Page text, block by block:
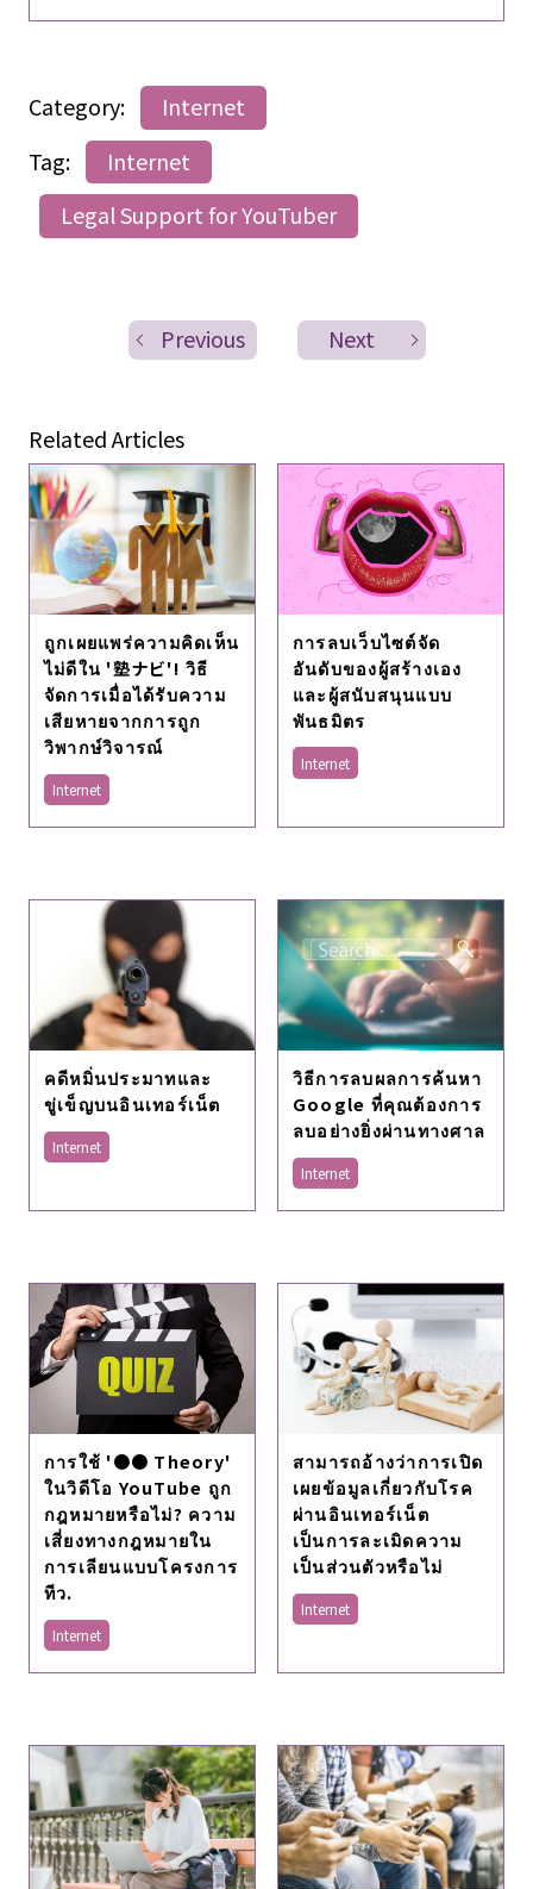
Category:
Internet
Tag:
Internet
Legal Support for YouTuber
Previous Next
Related Articles
ถูกเผยแพร่ความคิดเห็น
ไม่ดีใน '塾ナビ'! วิธี
จัดการเมื่อได้รับความ
เสียหายจากการถูก
วิพากษ์วิจารณ์
Internet
การลบเว็บไซต์จัด
อันดับของผู้สร้างเอง
และผู้สนับสนุนแบบ
พันธมิตร
Internet
คดีหมิ่นประมาทและ
ขู่เข็ญบนอินเทอร์เน็ต
Internet
วิธีการลบผลการค้นหา
Google ที่คุณต้องการ
ลบอย่างยิ่งผ่านทางศาล
Internet
การใช้ '●● Theory'
ในวิดีโอ YouTube ถูก
กฎหมายหรือไม่? ความ
เสี่ยงทางกฎหมายใน
การเลียนแบบโครงการ
ทีว.
Internet
สามารถอ้างว่าการเปิด
เผยข้อมูลเกี่ยวกับโรค
ผ่านอินเทอร์เน็ต
เป็นการละเมิดความ
เป็นส่วนตัวหรือไม่
Internet